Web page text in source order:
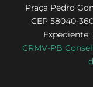
Praça Pedro
CEP 58040-
Expediente:
CRMV-PB